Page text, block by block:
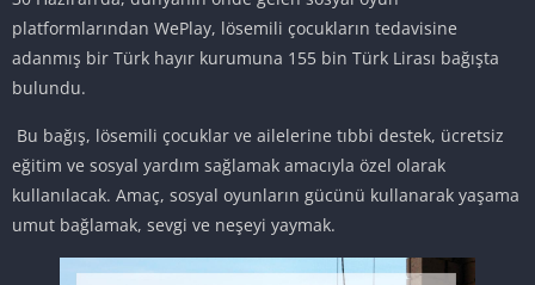
platformlarından WePlay, lösemili çocukların tedavisine
adanmış bir Türk hayır kurumuna 155 bin Türk Lirası bağışta
bulundu.
Bu bağış, lösemili çocuklar ve ailelerine tıbbi destek, ücretsiz
eğitim ve sosyal yardım sağlamak amacıyla özel olarak
kullanılacak. Amaç, sosyal oyunların gücünü kullanarak yaşama
umut bağlamak, sevgi ve neşeyi yaymak.